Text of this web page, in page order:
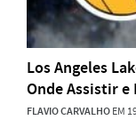
Los Angeles
Onde Assistir
FLAVIO CARVALHOEM